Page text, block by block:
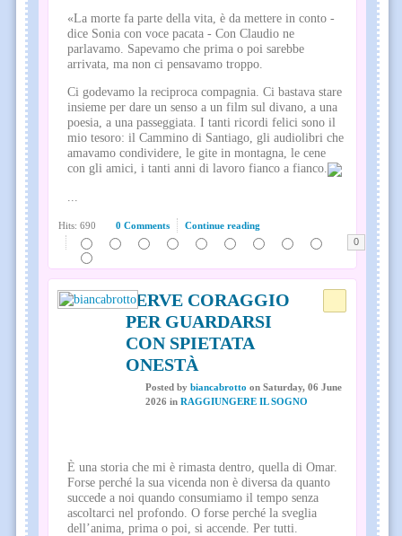
«La morte fa parte della vita, è da mettere in conto -
dice Sonia con voce pacata - Con Claudio ne
parlavamo. Sapevamo che prima o poi sarebbe
arrivata, ma non ci pensavamo troppo.
Ci godevamo la reciproca compagnia. Ci bastava stare
insieme per dare un senso a un film sul divano, a una
poesia, a una passeggiata. I tanti ricordi felici sono il
mio tesoro: il Cammino di Santiago, gli audiolibri che
amavamo condividere, le gite in montagna, le cene
con gli amici, i tanti anni di lavoro fianco a fianco.
0 Comments Continue reading
Hits: 690
0
SERVE CORAGGIO
PER GUARDARSI
CON SPIETATA
ONESTÀ
Posted by biancabrotto on Saturday, 06 June
2026 in RAGGIUNGERE IL SOGNO
È una storia che mi è rimasta dentro, quella di Omar.
Forse perché la sua vicenda non è diversa da quanto
succede a noi quando consumiamo il tempo senza
ascoltarci nel profondo. O forse perché la sveglia
dell’anima, prima o poi, si accende. Per tutti.